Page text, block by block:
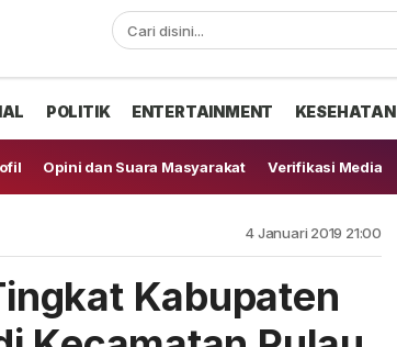
POLITIK ENTERTAINMENT KESEHATAN
Opini dan Suara Masyarakat Verifikasi Media
4 Januari 2019 21:00
Kabupaten